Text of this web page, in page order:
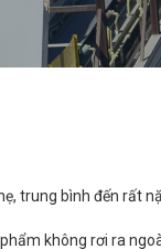
trung bình đến rất
không rơi ra